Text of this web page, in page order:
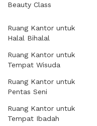
Beauty Class
Ruang Kantor untuk
Halal Bihalal
Ruang Kantor untuk
Tempat Wisuda
Ruang Kantor untuk
Pentas Seni
Ruang Kantor untuk
Tempat Ibadah